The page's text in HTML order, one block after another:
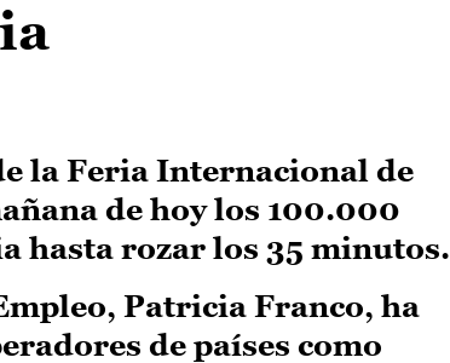
la Feria Internacional de
de hoy los 100.000
hasta rozar los 35 minutos.
Patricia Franco, ha
de países como